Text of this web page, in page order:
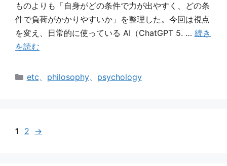
ものよりも「自身がどの条件で力が出やすく、どの条
件で負荷がかかりやすいか」を整理した。今回は視点
を変え、日常的に使っている AI（ChatGPT 5. … 続き
を読む
カ
etc、 philosophy、 psychology
1 2 →